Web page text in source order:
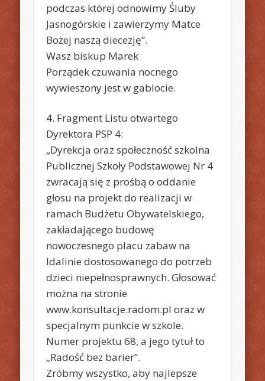
podczas której odnowimy Śluby
Jasnogórskie i zawierzymy Matce
Bożej naszą diecezję”.
Wasz biskup Marek
Porządek czuwania nocnego
wywieszony jest w gablocie.
4. Fragment Listu otwartego
Dyrektora PSP 4:
„Dyrekcja oraz społeczność szkolna
Publicznej Szkoły Podstawowej Nr 4
zwracają się z prośbą o oddanie
głosu na projekt do realizacji w
ramach Budżetu Obywatelskiego,
zakładającego budowę
nowoczesnego placu zabaw na
Idalinie dostosowanego do potrzeb
dzieci niepełnosprawnych. Głosować
można na stronie
www.konsultacje.radom.pl oraz w
specjalnym punkcie w szkole.
Numer projektu 68, a jego tytuł to
„Radość bez barier”.
Zróbmy wszystko, aby najlepsze